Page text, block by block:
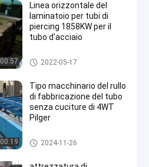
00:57
Linea orizzontale del
laminatoio per tubi di
piercing 1858KW per il
tubo d'acciaio
Piercing Mill
2022-05-17
00:19
Tipo macchinario del rullo
di fabbricazione del tubo
senza cuciture di 4WT
Pilger
Freddo Pilger Mill
2024-11-26